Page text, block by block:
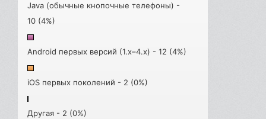
Java (обычные кнопочные телефоны) -
10 (4%)
Android первых версий (1.x–4.x) - 12 (4%)
iOS первых поколений - 2 (0%)
Другая - 2 (0%)